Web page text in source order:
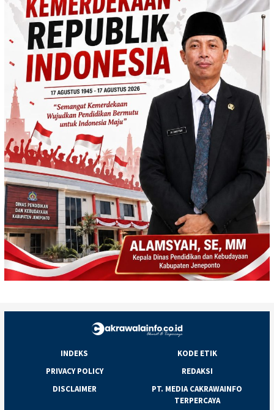
INDEKS
KODE ETIK
PRIVACY POLICY
REDAKSI
DISCLAIMER
PT. MEDIA CAKRAWAINFO
TERPERCAYA